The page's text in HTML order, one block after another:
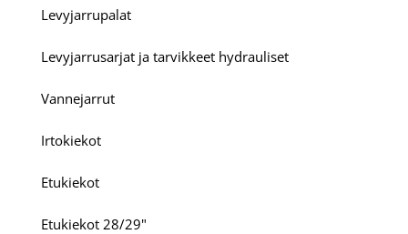
Levyjarrupalat
Levyjarrusarjat ja tarvikkeet hydrauliset
Vannejarrut
Irtokiekot
Etukiekot
Etukiekot 28/29"